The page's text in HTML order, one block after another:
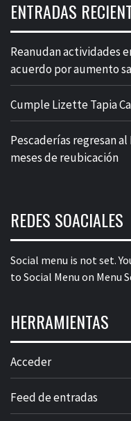
ENTRADAS
Reanudan actividades
acuerdo por aumento
Cumple Lizette Tapia
Pescaderías regresan
meses de reubicación
REDES SOACIALES
Social menu is not set.
to Social Menu on Menu
HERRAMIENTAS
Acceder
Feed de entradas